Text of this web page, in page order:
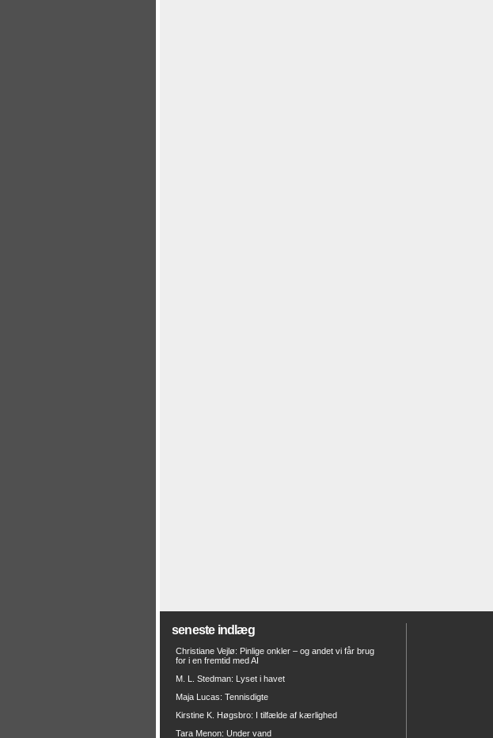
seneste indlæg
Christiane Vejlø: Pinlige onkler – og andet vi får brug
for i en fremtid med AI
M. L. Stedman: Lyset i havet
Maja Lucas: Tennisdigte
Kirstine K. Høgsbro: I tilfælde af kærlighed
Tara Menon: Under vand